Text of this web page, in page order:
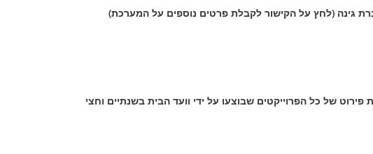
גינה (לחץ על הקישור לקבלת פרטים נוספים על המערכת)
פירוט של כל הפרוייקטים שבוצעו על ידי וועד הבית בשנתיים וחצי